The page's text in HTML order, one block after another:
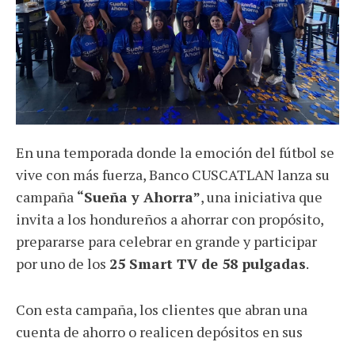
En una temporada donde la emoción del fútbol se
vive con más fuerza, Banco CUSCATLAN lanza su
campaña “Sueña y Ahorra”, una iniciativa que
invita a los hondureños a ahorrar con propósito,
prepararse para celebrar en grande y participar
por uno de los 25 Smart TV de 58 pulgadas.
Con esta campaña, los clientes que abran una
cuenta de ahorro o realicen depósitos en sus